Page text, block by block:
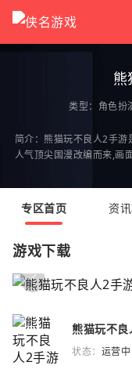
熊
类型： 角色扮
简介：熊猫玩不良人2手
人气顶尖国漫改编而来,画
专区首页 资
游戏下载
熊猫玩不良
状态： 运营中